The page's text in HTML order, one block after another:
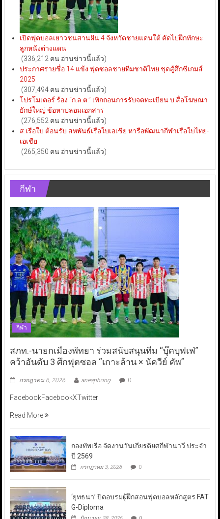
เปิดฟุตบอลเยาวชนสานฝัน 4 จังหวัดชายแดนใต้ คัดไปฝึกทักษะ
ลูกหนังต่างแดน
(336,212 คน อ่านข่าวนี้แล้ว)
ประกาศรายชื่อ 14 แข้ง ฟุตซอลชายทีมชาติไทย ชุดสู้ศึกซีเกมส์
2025
(307,494 คน อ่านข่าวนี้แล้ว)
โปรโมเตอร์ ร้อง “ก.ล.ต.” เพิกถอนการรับจดทะเบียน บ.สื่อโฆษณา
ยักษ์ใหญ่ ข้อหาปลอมเอกสาร
(276,552 คน อ่านข่าวนี้แล้ว)
ส.เรือใบ ต้อนรับ สหพันธ์เรือใบเอเชีย หารือพัฒนากีฬาเรือใบไทย-
เอเชีย
(265,350 คน อ่านข่าวนี้แล้ว)
กีฬา
กีฬา
สภท.-นายกเมืองพัทยา ร่วมสนับสนุนทีม “บุ๊คบุฟเฟ่”
คว้าอันดับ 3 ศึกฟุตซอล “เกาะล้าน × นัควีย์ คัพ”
กรกฎาคม 6, 2026 aneaphong 0
FacebookFacebookXTwitter
Read More
กองทัพเรือ จัดงานวันเกียรติยศกีฬานาวี ประจำ
ปี 2569
กรกฎาคม 3, 2026 0
‘ยุทธนา’ ปิดอบรมผู้ฝึกสอนฟุตบอลหลักสูตร FAT
G-Diploma